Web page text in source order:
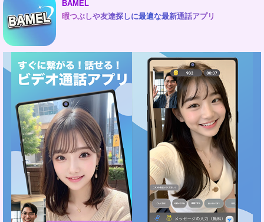
BAMEL
暇つぶしや友達探しに最適な最新通話アプリ